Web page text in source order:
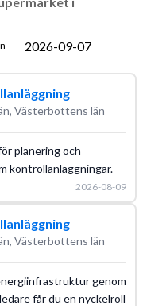
2026-09-07
Västerbottens län
planering och
kontrollanläggningar.
2026-08-09
Västerbottens län
genom
får du en nyckelroll